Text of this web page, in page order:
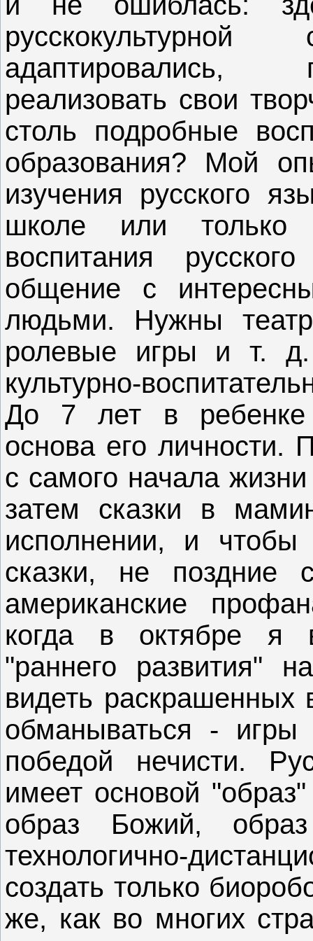
адаптировались,
реализовать свои
столь подробные
образования? Мой
изучения русского
школе или только
воспитания
общение с
людьми. Нужны
ролевые игры и т.
культурно-
До 7 лет в ребенке
основа его личности.
с самого начала
затем сказки в
исполнении, и
сказки, не поздние
американские
когда в октябре я
"раннего развития"
видеть раскрашенных
обманываться - игры
победой нечисти.
имеет основой
образ Божий,
технологично-
создать только
же, как во многих